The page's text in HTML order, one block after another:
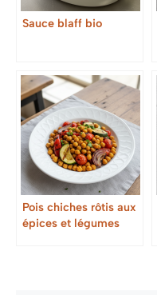
Sauce blaff bio
Pois chiches rôtis aux
épices et légumes